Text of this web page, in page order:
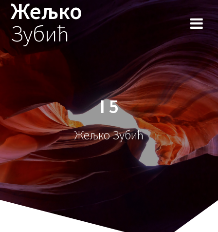
Skip
to
Жељко
Зубић
I 5
Жељко Зубић